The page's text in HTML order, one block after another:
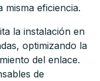
eficiencia.
la instalación en
optimizando la
del enlace.
de